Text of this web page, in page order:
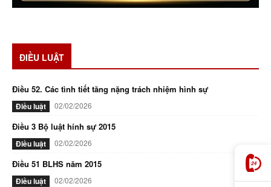
ĐIỀU LUẬT
Điều 52. Các tình tiết tăng nặng trách nhiệm hình sự
Điều luật 02/02/2026
Điều 3 Bộ luật hính sự 2015
Điều luật 02/02/2026
Điều 51 BLHS năm 2015
Điều luật 02/02/2026